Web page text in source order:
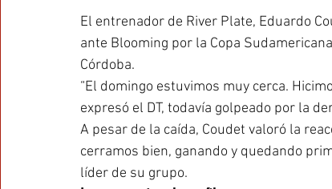
El entrenador de River Plate, Eduardo
ante Blooming por la Copa
Córdoba.
“El domingo estuvimos muy cerca.
expresó el DT, todavía golpeado por la
A pesar de la caída, Coudet valoró la
cerramos bien, ganando y quedando
líder de su grupo.